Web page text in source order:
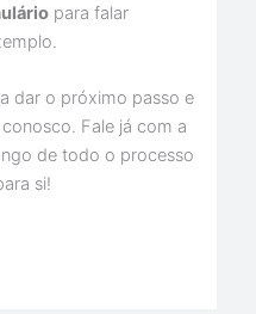
para falar
dar o próximo passo e
Fale já com a
de todo o processo
si!